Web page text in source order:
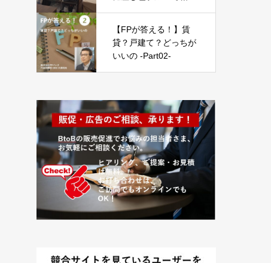
【FPが答える！】賃
貸？戸建て？どっちが
いいの -Part02-